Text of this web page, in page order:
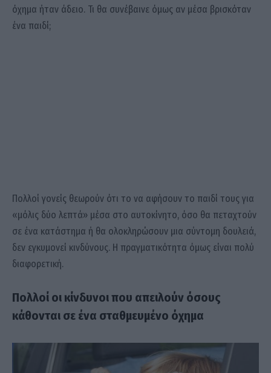
όχημα ήταν άδειο. Τι θα συνέβαινε όμως αν μέσα βρισκόταν
ένα παιδί;
Πολλοί γονείς θεωρούν ότι το να αφήσουν το παιδί τους για
«μόλις δύο λεπτά» μέσα στο αυτοκίνητο, όσο θα πεταχτούν
σε ένα κατάστημα ή θα ολοκληρώσουν μια σύντομη δουλειά,
δεν εγκυμονεί κινδύνους. Η πραγματικότητα όμως είναι πολύ
διαφορετική.
Πολλοί οι κίνδυνοι που απειλούν όσους
κάθονται σε ένα σταθμευμένο όχημα